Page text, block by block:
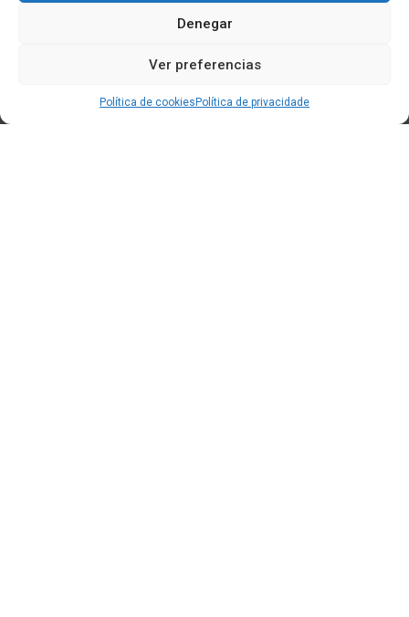
Denegar
Ver preferencias
Política de cookies Política de privacidade